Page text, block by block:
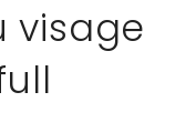
visage